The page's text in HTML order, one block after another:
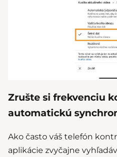
Zrušte si frekvenciu
automatickú
Ako často váš telefón
aplikácie zvyčajne